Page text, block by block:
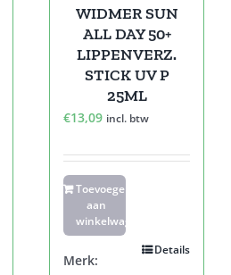
WIDMER SUN
ALL DAY 50+
LIPPENVERZ.
STICK UV P
25ML
€13,09 incl. btw
Toevoegen
aan
winkelwagen
Details
Merk: